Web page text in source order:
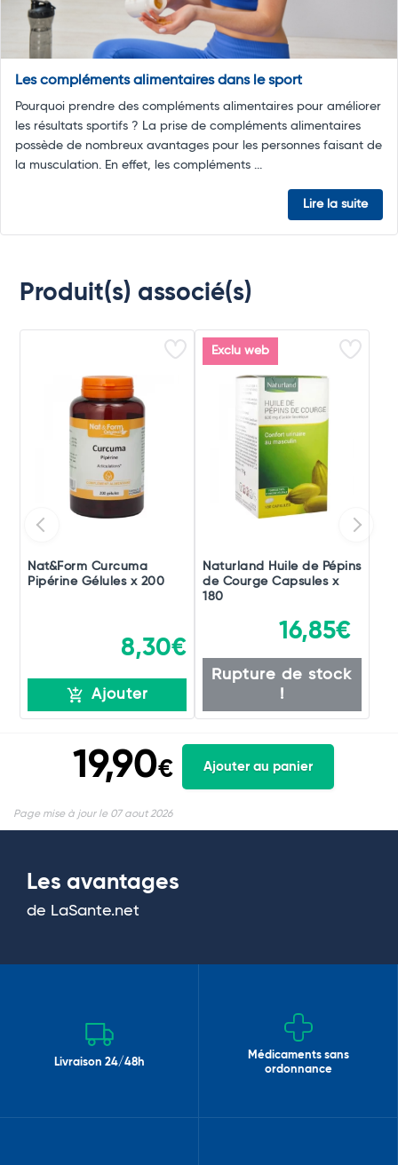
Les compléments alimentaires dans le sport
Pourquoi prendre des compléments alimentaires pour améliorer
les résultats sportifs ? La prise de compléments alimentaires
possède de nombreux avantages pour les personnes faisant de
la musculation. En effet, les compléments ...
Lire la suite
Produit(s) associé(s)
Nat&Form Curcuma
Pipérine Gélules x 200
8,30€
Ajouter
Exclu web
Naturland Huile de Pépins
de Courge Capsules x
180
16,85€
Rupture de stock
!
19,90€ Ajouter au panier
Page mise à jour le 07 aout 2026
Les avantages
de LaSante.net
Livraison 24/48h
Médicaments sans
ordonnance